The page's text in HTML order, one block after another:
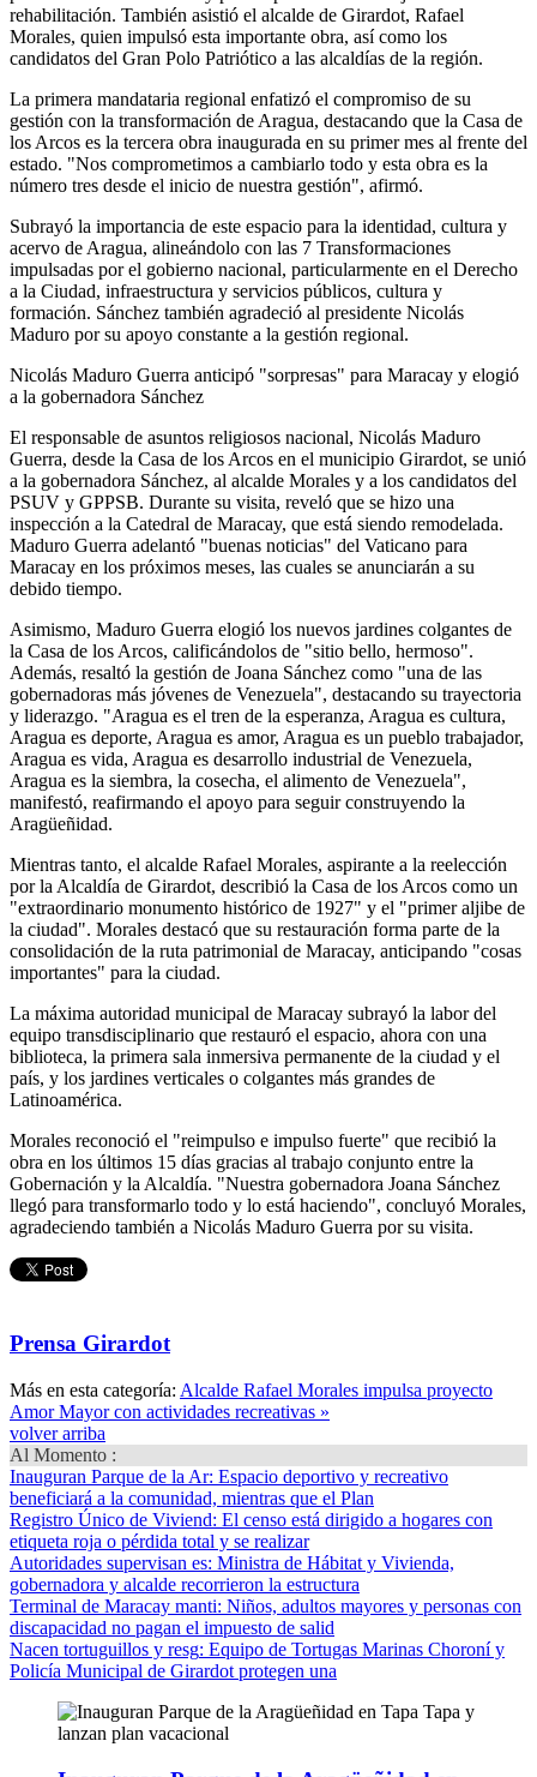
rehabilitación. También asistió el alcalde de Girardot, Rafael
Morales, quien impulsó esta importante obra, así como los
candidatos del Gran Polo Patriótico a las alcaldías de la región.
La primera mandataria regional enfatizó el compromiso de su
gestión con la transformación de Aragua, destacando que la Casa de
los Arcos es la tercera obra inaugurada en su primer mes al frente del
estado. "Nos comprometimos a cambiarlo todo y esta obra es la
número tres desde el inicio de nuestra gestión", afirmó.
Subrayó la importancia de este espacio para la identidad, cultura y
acervo de Aragua, alineándolo con las 7 Transformaciones
impulsadas por el gobierno nacional, particularmente en el Derecho
a la Ciudad, infraestructura y servicios públicos, cultura y
formación. Sánchez también agradeció al presidente Nicolás
Maduro por su apoyo constante a la gestión regional.
Nicolás Maduro Guerra anticipó "sorpresas" para Maracay y elogió
a la gobernadora Sánchez
El responsable de asuntos religiosos nacional, Nicolás Maduro
Guerra, desde la Casa de los Arcos en el municipio Girardot, se unió
a la gobernadora Sánchez, al alcalde Morales y a los candidatos del
PSUV y GPPSB. Durante su visita, reveló que se hizo una
inspección a la Catedral de Maracay, que está siendo remodelada.
Maduro Guerra adelantó "buenas noticias" del Vaticano para
Maracay en los próximos meses, las cuales se anunciarán a su
debido tiempo.
Asimismo, Maduro Guerra elogió los nuevos jardines colgantes de
la Casa de los Arcos, calificándolos de "sitio bello, hermoso".
Además, resaltó la gestión de Joana Sánchez como "una de las
gobernadoras más jóvenes de Venezuela", destacando su trayectoria
y liderazgo. "Aragua es el tren de la esperanza, Aragua es cultura,
Aragua es deporte, Aragua es amor, Aragua es un pueblo trabajador,
Aragua es vida, Aragua es desarrollo industrial de Venezuela,
Aragua es la siembra, la cosecha, el alimento de Venezuela",
manifestó, reafirmando el apoyo para seguir construyendo la
Aragüeñidad.
Mientras tanto, el alcalde Rafael Morales, aspirante a la reelección
por la Alcaldía de Girardot, describió la Casa de los Arcos como un
"extraordinario monumento histórico de 1927" y el "primer aljibe de
la ciudad". Morales destacó que su restauración forma parte de la
consolidación de la ruta patrimonial de Maracay, anticipando "cosas
importantes" para la ciudad.
La máxima autoridad municipal de Maracay subrayó la labor del
equipo transdisciplinario que restauró el espacio, ahora con una
biblioteca, la primera sala inmersiva permanente de la ciudad y el
país, y los jardines verticales o colgantes más grandes de
Latinoamérica.
Morales reconoció el "reimpulso e impulso fuerte" que recibió la
obra en los últimos 15 días gracias al trabajo conjunto entre la
Gobernación y la Alcaldía. "Nuestra gobernadora Joana Sánchez
llegó para transformarlo todo y lo está haciendo", concluyó Morales,
agradeciendo también a Nicolás Maduro Guerra por su visita.
Prensa Girardot
Más en esta categoría: Alcalde Rafael Morales impulsa proyecto
Amor Mayor con actividades recreativas »
volver arriba
Al Momento :
Inauguran Parque de la Ar: Espacio deportivo y recreativo
beneficiará a la comunidad, mientras que el Plan
Registro Único de Viviend: El censo está dirigido a hogares con
etiqueta roja o pérdida total y se realizar
Autoridades supervisan es: Ministra de Hábitat y Vivienda,
gobernadora y alcalde recorrieron la estructura
Terminal de Maracay manti: Niños, adultos mayores y personas con
discapacidad no pagan el impuesto de salid
Nacen tortuguillos y resg: Equipo de Tortugas Marinas Choroní y
Policía Municipal de Girardot protegen una